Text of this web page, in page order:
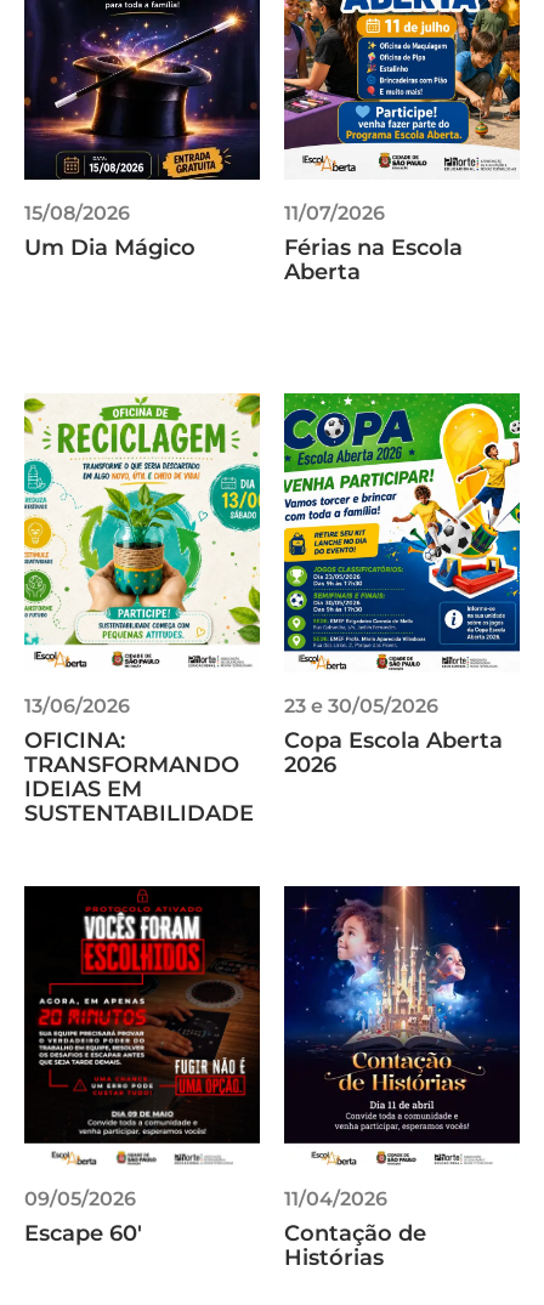
15/08/2026
Um Dia Mágico
11/07/2026
Férias na Escola
Aberta
13/06/2026
OFICINA:
TRANSFORMANDO
IDEIAS EM
SUSTENTABILIDADE
23 e 30/05/2026
Copa Escola Aberta
2026
09/05/2026
Escape 60'
11/04/2026
Contação de
Histórias